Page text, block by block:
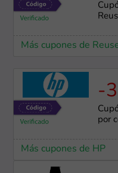
Más cupones de
-
por
Más cupones de HP